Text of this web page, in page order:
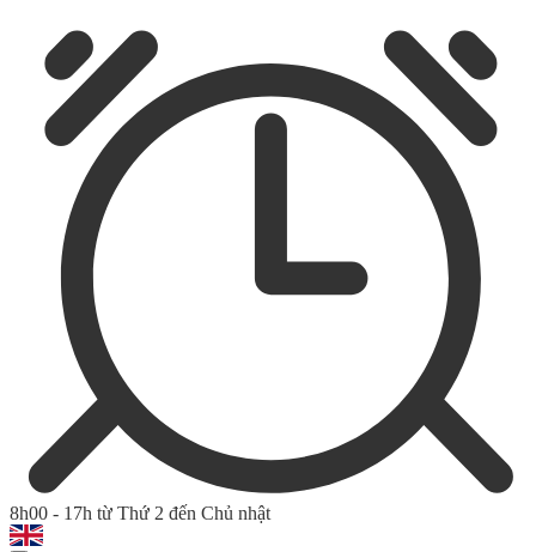
8h00 - 17h từ Thứ 2 đến Chủ nhật